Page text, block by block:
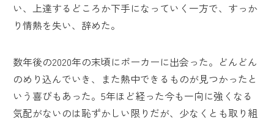
い、上達するどころか下手になっていく一方で、すっか
り情熱を失い、辞めた。
数年後の2020年の末頃にポーカーに出会った。どんどん
のめり込んでいき、また熱中できるものが見つかったと
いう喜びもあった。5年ほど経った今も一向に強くなる
気配がないのは恥ずかしい限りだが、少なくとも取り組